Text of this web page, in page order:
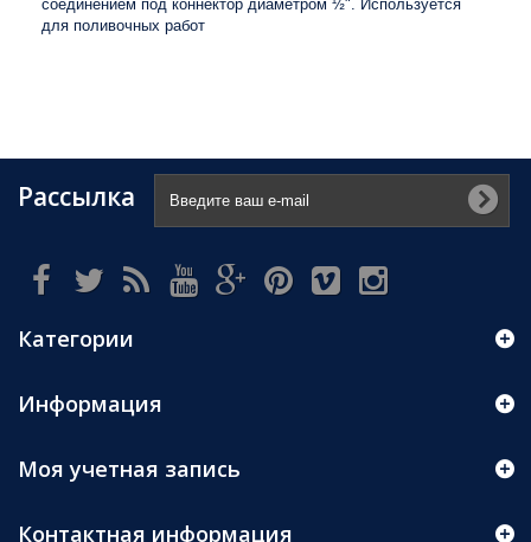
соединением под коннектор диаметром ½". Используется
для поливочных работ
Рассылка
Категории
Информация
Моя учетная запись
Контактная информация